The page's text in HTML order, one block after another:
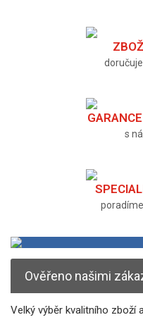
s
Ověřeno našimi
Velký výběr kvalitního zboží